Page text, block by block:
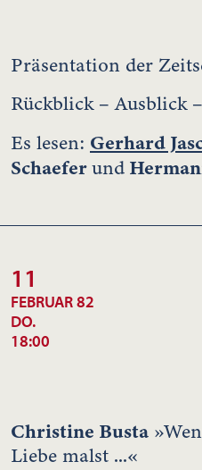
Präsentation der
Rückblick – Ausblick
Es lesen: Gerhard
Schaeferund
11
FEBRUAR 82
DO.
18:00
Christine Busta
Liebe malst ...«